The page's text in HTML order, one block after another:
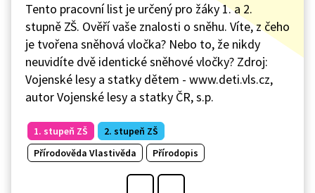
Tento pracovní list je určený pro žáky 1. a 2.
stupně ZŠ. Ověří vaše znalosti o sněhu. Víte, z čeho
je tvořena sněhová vločka? Nebo to, že nikdy
neuvidíte dvě identické sněhové vločky? Zdroj:
Vojenské lesy a statky dětem - www.deti.vls.cz,
autor Vojenské lesy a statky ČR, s.p.
1. stupeň ZŠ
2. stupeň ZŠ
Přírodověda Vlastivěda
Přírodopis